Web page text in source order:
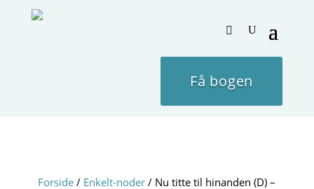
Få bogen
Forside / Enkelt-noder / Nu titte til hinanden (D) –